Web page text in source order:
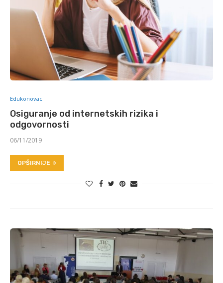
Edukonovac
Osiguranje od internetskih rizika i
odgovornosti
06/11/2019
OPŠIRNIJE